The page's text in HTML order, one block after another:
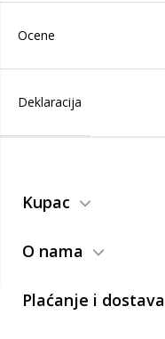
Ocene
Deklaracija
Kupac
O nama
Plaćanje i dostava